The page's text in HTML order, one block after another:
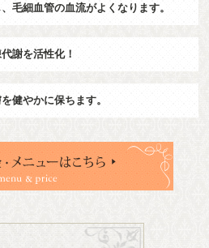
毛細血管の血流がよくなります。
謝を活性化！
健やかに保ちます。